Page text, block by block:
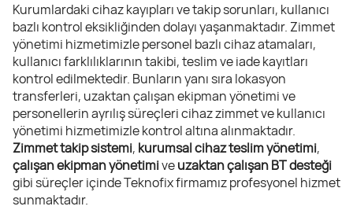
Kurumlardaki cihaz kayıpları ve takip sorunları, kullanıcı
bazlı kontrol eksikliğinden dolayı yaşanmaktadır. Zimmet
yönetimi hizmetimizle personel bazlı cihaz atamaları,
kullanıcı farklılıklarının takibi, teslim ve iade kayıtları
kontrol edilmektedir. Bunların yanı sıra lokasyon
transferleri, uzaktan çalışan ekipman yönetimi ve
personellerin ayrılış süreçleri cihaz zimmet ve kullanıcı
yönetimi hizmetimizle kontrol altına alınmaktadır.
Zimmet takip sistemi, kurumsal cihaz teslim yönetimi,
çalışan ekipman yönetimiveuzaktan çalışan BT desteği
gibi süreçler içinde Teknofix firmamız profesyonel hizmet
sunmaktadır.